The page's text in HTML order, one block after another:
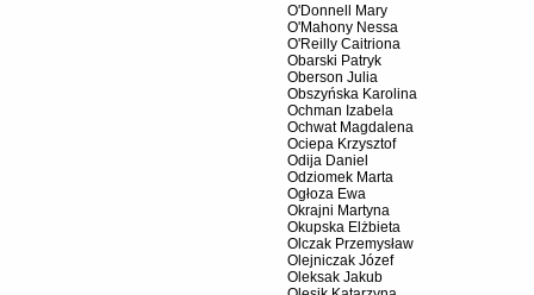
O'Donnell Mary
O'Mahony Nessa
O'Reilly Caitriona
Obarski Patryk
Oberson Julia
Obszyńska Karolina
Ochman Izabela
Ochwat Magdalena
Ociepa Krzysztof
Odija Daniel
Odziomek Marta
Ogłoza Ewa
Okrajni Martyna
Okupska Elżbieta
Olczak Przemysław
Olejniczak Józef
Oleksak Jakub